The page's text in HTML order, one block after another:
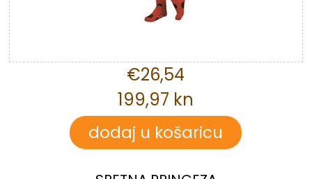
€26,54
199,97 kn